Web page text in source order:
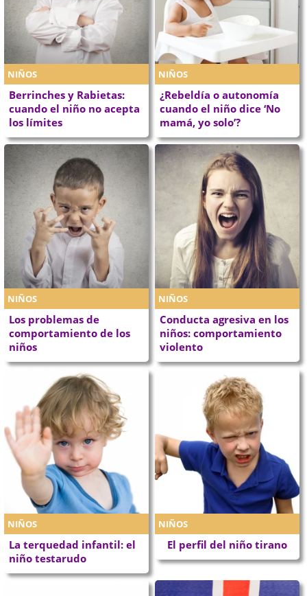
NIÑOS
Berrinches y Rabietas:
cuando el niño no acepta
los límites
NIÑOS
¿Rebeldía o autonomía
cuando el niño dice ‘No
mamá, yo solo’?
NIÑOS
Los problemas de
comportamiento de los
niños
NIÑOS
Conducta agresiva en los
niños: comportamiento
violento
NIÑOS
La terquedad infantil: el
niño testarudo
NIÑOS
El perfil del niño tirano